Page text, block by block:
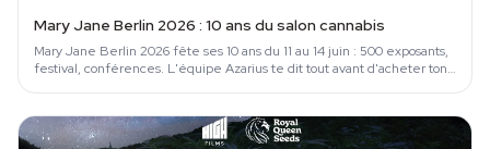
Mary Jane Berlin 2026 : 10 ans du salon cannabis
Mary Jane Berlin 2026 fête ses 10 ans du 11 au 14 juin : 500 exposants,
festival, conférences. L'équipe Azarius te dit tout avant d'acheter ton…